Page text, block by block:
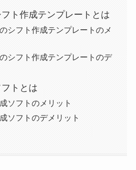
ト作成テンプレートとは
シフト作成テンプレートのメ
シフト作成テンプレートのデ
トとは
ソフトのメリット
ソフトのデメリット